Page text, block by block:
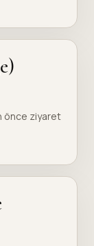
önce ziyaret